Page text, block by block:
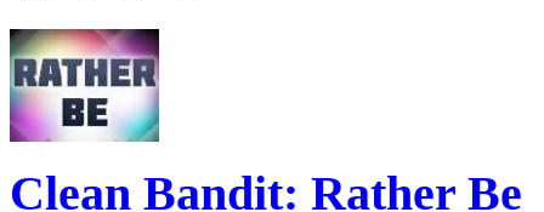
Clean Bandit: Rather Be